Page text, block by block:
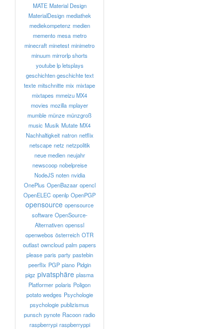
MATE Material Design
MaterialDesign mediathek
mediekompetenz medien
memento mesa metro
minecraft minetest minimetro
minuum mirrorlp shorts
youtube lp letsplays
geschichten geschichte text
texte mitschnitte mix mixtape
mixtapes mmeizu MX4
movies mozilla mplayer
mumble münze münzgroß
music Musik Mutate MX4
Nachhaltigkeit natron netflix
netscape netz netzpolitik
neue medien neujahr
newscoop nobelpreise
NodeJS noten nvidia
OnePlus OpenBazaar opencl
OpenELEC openlp OpenPGP
opensource opensource
software OpenSource-
Alternativen openssl
openwebos österreich OTR
outlast owncloud palm papers
please paris party pastebin
peerflix PGP piano Pidgin
pigz pivatsphäre plasma
Platformer polaris Poligon
potato wedges Psychologie
psychologie publizismus
punsch pynote Racoon radio
raspberrypi raspberryppi